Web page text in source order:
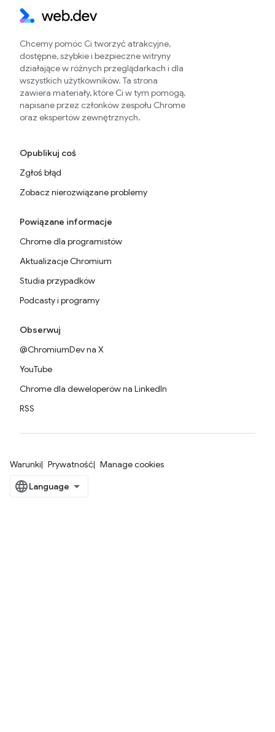
Chcemy pomóc Ci tworzyć atrakcyjne,
dostępne, szybkie i bezpieczne witryny
działające w różnych przeglądarkach i dla
wszystkich użytkowników. Ta strona
zawiera materiały, które Ci w tym pomogą,
napisane przez członków zespołu Chrome
oraz ekspertów zewnętrznych.
Opublikuj coś
Zgłoś błąd
Zobacz nierozwiązane problemy
Powiązane informacje
Chrome dla programistów
Aktualizacje Chromium
Studia przypadków
Podcasty i programy
Obserwuj
@ChromiumDev na X
YouTube
Chrome dla deweloperów na LinkedIn
RSS
Warunki Prywatność Manage cookies